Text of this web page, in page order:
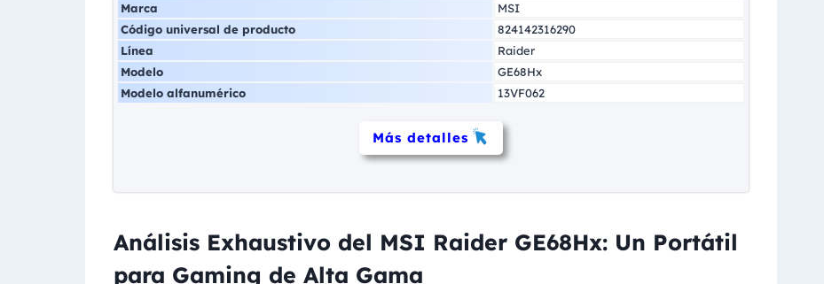
Marca
MSI
Código universal de producto
824142316290
Línea
Raider
Modelo
GE68Hx
Modelo alfanumérico
13VF062
Más detalles
Análisis Exhaustivo del MSI Raider GE68Hx: Un Portátil
para Gaming de Alta Gama